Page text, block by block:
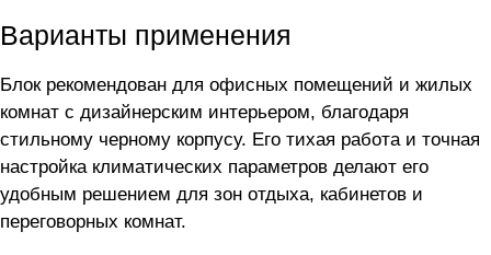
Варианты применения
Блок рекомендован для офисных помещений и жилых
комнат с дизайнерским интерьером, благодаря
стильному черному корпусу. Его тихая работа и точная
настройка климатических параметров делают его
удобным решением для зон отдыха, кабинетов и
переговорных комнат.